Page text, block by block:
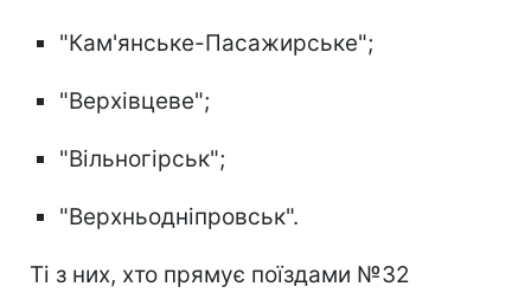
"Кам'янське-Пасажирське";
"Верхівцеве";
"Вільногірськ";
"Верхньодніпровськ".
Ті з них, хто прямує поїздами №32